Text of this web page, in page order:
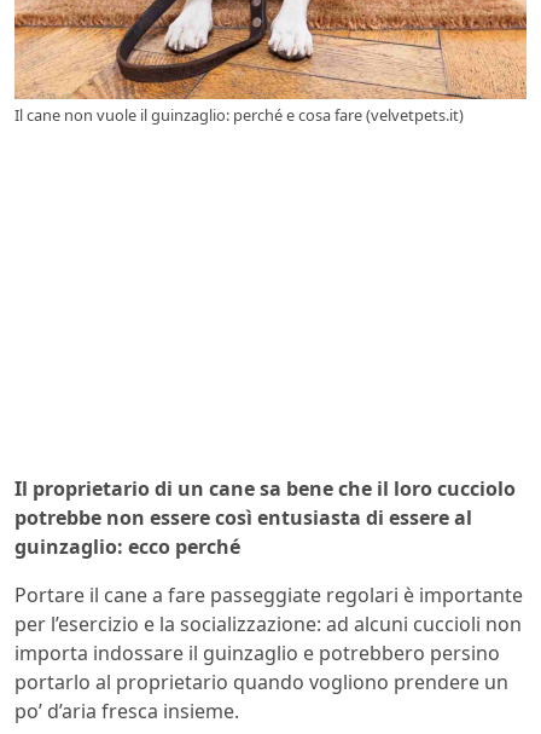
Il cane non vuole il guinzaglio: perché e cosa fare (velvetpets.it)
Il proprietario di un cane sa bene che il loro cucciolo
potrebbe non essere così entusiasta di essere al
guinzaglio: ecco perché
Portare il cane a fare passeggiate regolari è importante
per l’esercizio e la socializzazione: ad alcuni cuccioli non
importa indossare il guinzaglio e potrebbero persino
portarlo al proprietario quando vogliono prendere un
po’ d’aria fresca insieme.